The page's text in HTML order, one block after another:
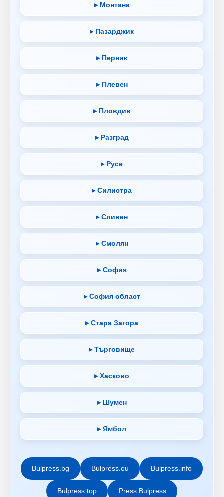
▸ Монтана
▸ Пазарджик
▸ Перник
▸ Плевен
▸ Пловдив
▸ Разград
▸ Русе
▸ Силистра
▸ Сливен
▸ Смолян
▸ София
▸ София област
▸ Стара Загора
▸ Търговище
▸ Хасково
▸ Шумен
▸ Ямбол
Bulpress.bg Bulpress.eu Bulpress.info
Bulpress.top Press Bulpress